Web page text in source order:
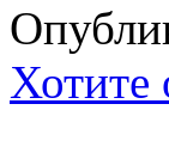
Хотите